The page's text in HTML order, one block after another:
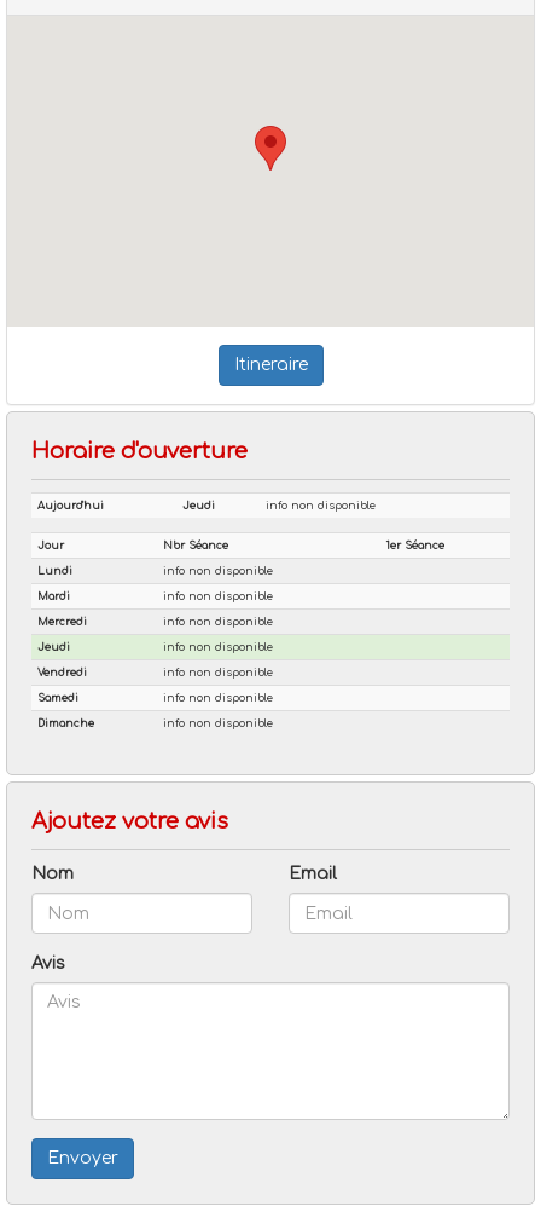
Itineraire
Horaire d'ouverture
Ajoutez votre avis
Nom Email
Avis
Envoyer